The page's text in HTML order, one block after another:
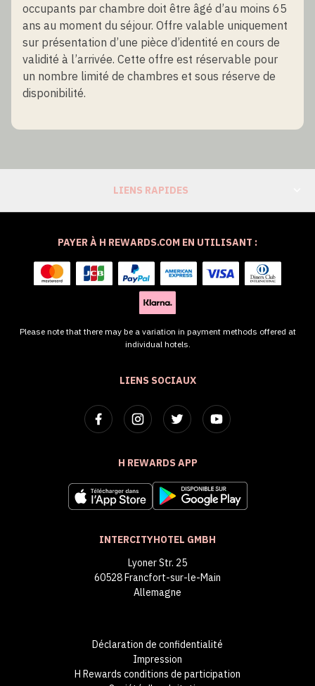
occupants par chambre doit être âgé d’au moins 65
ans au moment du séjour. Offre valable uniquement
sur présentation d’une pièce d’identité en cours de
validité à l’arrivée. Cette offre est réservable pour
un nombre limité de chambres et sous réserve de
disponibilité.
LIENS RAPIDES
LIENS SOCIAUX
H REWARDS APP
INTERCITYHOTEL GMBH
Lyoner Str. 25
60528 Francfort-sur-le-Main
Allemagne
PAYER À H REWARDS.COM EN UTILISANT :
Please note that there may be a variation in payment methods offered at
individual hotels.
Déclaration de confidentialité
Impression
H Rewards conditions de participation